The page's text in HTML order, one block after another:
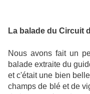
La balade du Circuit
Nous avons fait un
balade extraite du
et c'était une bien
champs de blé et de